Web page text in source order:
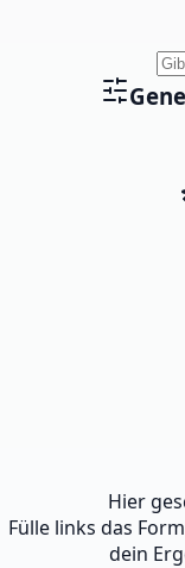
Hier
Fülle links das
dein